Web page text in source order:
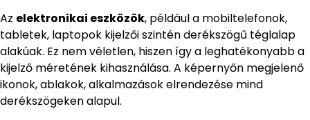
Az elektronikai eszközök, például a mobiltelefonok,
tabletek, laptopok kijelzői szintén derékszögű téglalap
alakúak. Ez nem véletlen, hiszen így a leghatékonyabb a
kijelző méretének kihasználása. A képernyőn megjelenő
ikonok, ablakok, alkalmazások elrendezése mind
derékszögeken alapul.